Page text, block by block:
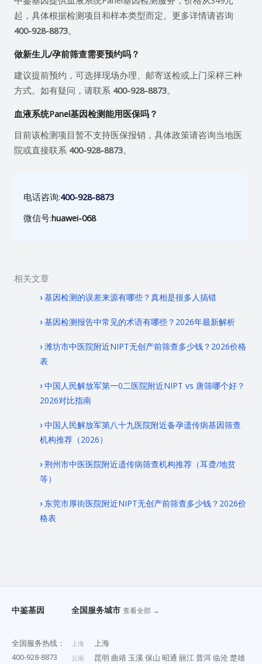
起，具体根据检测项目和样本类型而定。更多详情请咨询
400-928-8873。
做新生儿/孕前筛查需要预约吗？
建议提前预约，可选择现场办理、邮寄送检或上门采样三种
方式。如有疑问，请联系 400-928-8873。
血液系统Panel基因检测能用医保吗？
目前该检测项目暂不支持医保报销，具体政策请咨询当地医
院或直接联系 400-928-8873。
电话咨询:400-928-8873
微信号:huawei-068
相关文章
基因检测的误差来源有哪些？真相是很多人搞错
基因检测报告中常见的术语有哪些？2026年最新解析
潍坊市中医院附近NIPT无创产前筛查多少钱？2026价格
表
中国人民解放军第一0二医院附近NIPT vs 唐筛哪个好？
2026对比指南
中国人民解放军第八十九医院附近备孕遗传病基因筛查
机构推荐（2026）
荆州市中医医院附近遗传病筛查机构推荐（耳聋/地贫
等）
东莞市厚街医院附近NIPT无创产前筛查多少钱？2026价
格表
中鉴基因
全国服务热线：
400-928-8873
全国服务城市 查看全部 →
上海 上海
云南 昆明 曲靖 玉溪保山 昭通 丽江普洱临沧楚雄